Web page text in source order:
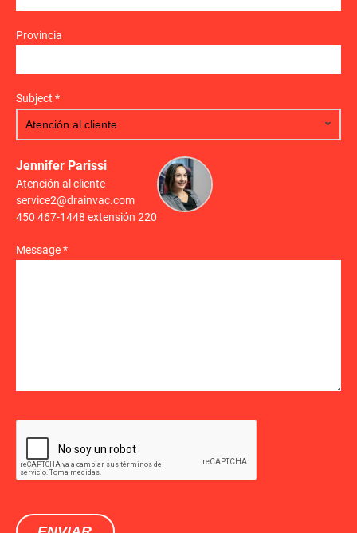
Provincia
Subject *
Jennifer Parissi
Atención al cliente
service2@drainvac.com
450 467-1448 extensión 220
Message *